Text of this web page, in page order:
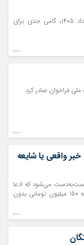
اجرای طرح افزایش وام بازنشستگان به ۲۰۰ میلیون تومان در مرداد ۱۴۰۵، گامی جدی برای
ملی فراخوان صادر کرد.
میلیون تومانی یارانه‌ای برای دهک‌های ۱ تا ۹؛ خبر واقعی یا شایعه
می‌شود که ادعا
می‌کند دولت برای یارانه‌بگیران دهک‌های اول تا نهم، وام قرض‌الحسنه ۱۵۰ میلیون تومانی بدون